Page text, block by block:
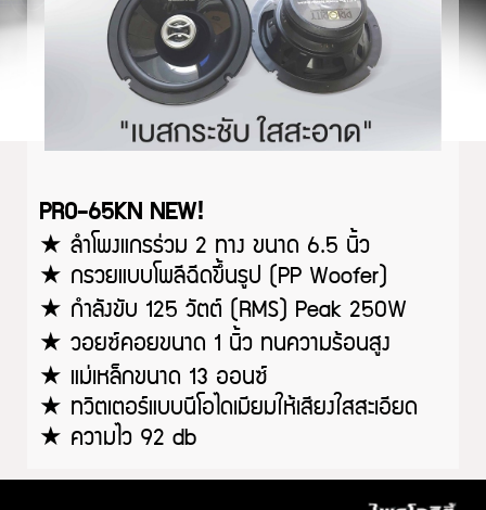
PRO-65KN NEW!
★ ลำโพงแกรร่วม 2 ทาง ขนาด 6.5 นิ้ว
★ กรวยแบบโพลีฉีดขึ้นรูป (PP Woofer)
★ กำลังขับ 125 วัตต์ (RMS) Peak 250W
★ วอยซ์คอยขนาด 1 นิ้ว ทนความร้อนสูง
★ แม่เหล็กขนาด 13 ออนซ์
★ ทวิตเตอร์แบบนีโอไดเมียมให้เสียงใสสะเอียด
★ ความไว 92 db